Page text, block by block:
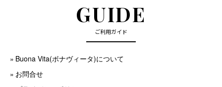
GUIDE
ご利用ガイド
Buona Vita(ボナヴィータ)について
お問合せ